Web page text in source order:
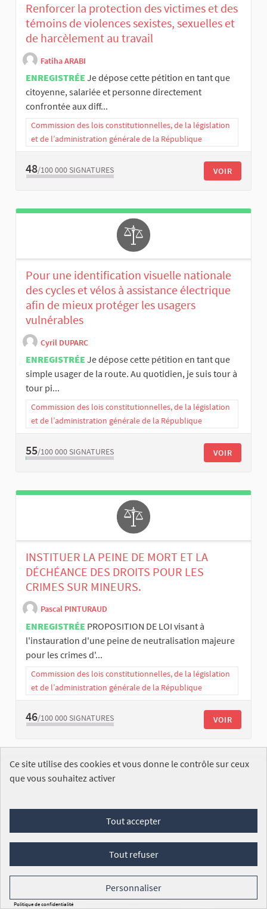
Renforcer la protection des victimes et des
témoins de violences sexistes, sexuelles et
de harcèlement au travail
Fatiha ARABI
ENREGISTRÉE Je dépose cette pétition en tant que
citoyenne, salariée et personne directement
confrontée aux diff...
Commission des lois constitutionnelles, de la législation
et de l’administration générale de la République
48/100 000 SIGNATURES VOIR
Pour une identification visuelle nationale
des cycles et vélos à assistance électrique
afin de mieux protéger les usagers
vulnérables
Cyril DUPARC
ENREGISTRÉE Je dépose cette pétition en tant que
simple usager de la route. Au quotidien, je suis tour à
tour pi...
Commission des lois constitutionnelles, de la législation
et de l’administration générale de la République
55/100 000 SIGNATURES VOIR
INSTITUER LA PEINE DE MORT ET LA
DÉCHÉANCE DES DROITS POUR LES
CRIMES SUR MINEURS.
Pascal PINTURAUD
ENREGISTRÉE PROPOSITION DE LOI ​visant à
l'instauration d'une peine de neutralisation majeure
pour les crimes d'...
Commission des lois constitutionnelles, de la législation
et de l’administration générale de la République
46/100 000 SIGNATURES VOIR
Rendre obligatoire, sauf avis médical
par le juge pour les auteurs d'infractions
sexuelles sur mineurs
Ce site utilise des cookies et vous donne le contrôle sur ceux
que vous souhaitez activer
Tout accepter
Tout refuser
Personnaliser
Politique de confidentialité